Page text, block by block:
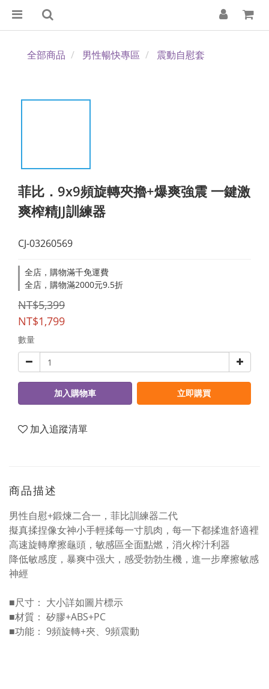
全部商品 男性暢快專區 震動自慰套
菲比．9x9頻旋轉夾擼+爆爽強震 一鍵激
爽榨精JJ訓練器
CJ-03260569
全店，購物滿千免運費
全店，購物滿2000元9.5折
NT$5,399
NT$1,799
數量
加入購物車 立即購買
加入追蹤清單
商品描述
男性自慰+鍛煉二合一，菲比訓練器二代
擬真揉捏像女神小手輕揉每一寸肌肉，每一下都揉進舒適裡
高速旋轉摩擦龜頭，敏感區全面點燃，消火榨汁利器
降低敏感度，暴爽中强大，感受勃勃生機，進一步摩擦敏感
神經
■尺寸： 大小詳如圖片標示
■材質： 矽膠+ABS+PC
■功能： 9頻旋轉+夾、9頻震動